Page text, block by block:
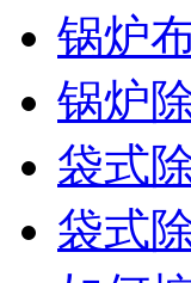
锅炉
锅炉
袋式
袋式